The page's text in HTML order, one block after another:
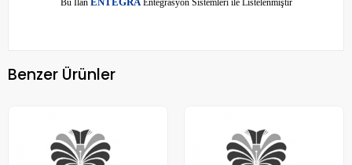
Bu İlan NTEGRAEntegrasyon Sistemleri ile Listelenmiştir
Benzer Ürünler